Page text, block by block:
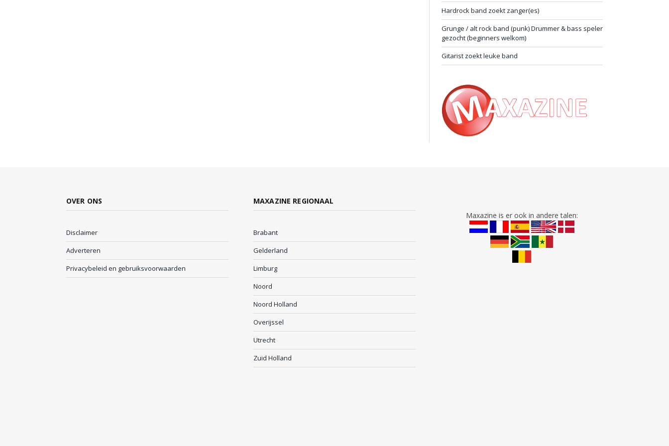
Hardrock band zoekt zanger(es)
Grunge / alt rock band (punk) Drummer & bass speler
gezocht (beginners welkom)
Gitarist zoekt leuke band
OVER ONS
Disclaimer
Adverteren
Privacybeleid en gebruiksvoorwaarden
MAXAZINE REGIONAAL
Brabant
Gelderland
Limburg
Noord
Noord Holland
Overijssel
Utrecht
Zuid Holland
Maxazine is er ook in andere talen: